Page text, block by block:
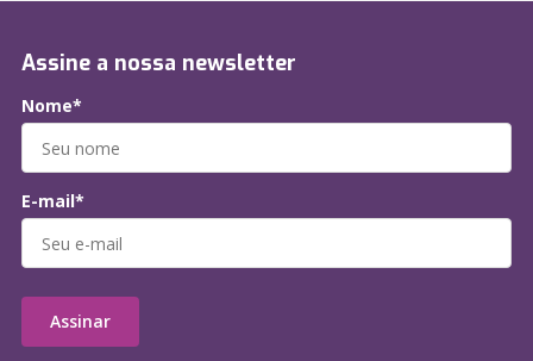
Assine a nossa newsletter
Nome*
E-mail*
Assinar